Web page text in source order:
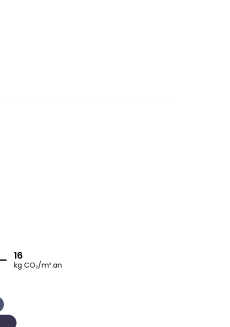
16
kg CO₂/m².an